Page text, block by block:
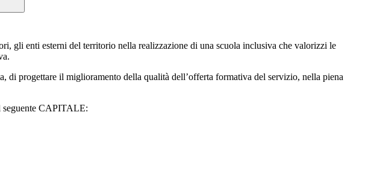
gli enti esterni del territorio nella realizzazione di una scuola inclusiva che valorizzi le
di progettare il miglioramento della qualità dell’offerta formativa del servizio, nella piena
seguente CAPITALE: